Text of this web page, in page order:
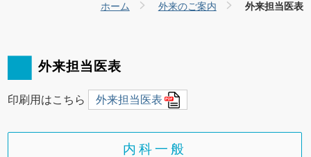
ホーム 外来のご案内 外来担当医表
外来担当医表
印刷用はこちら 外来担当医表
内科一般